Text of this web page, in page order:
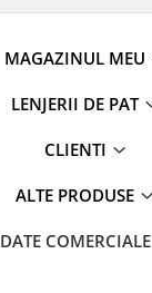
MAGAZINUL MEU
LENJERII DE PAT
CLIENTI
ALTE PRODUSE
DATE COMERCIALE